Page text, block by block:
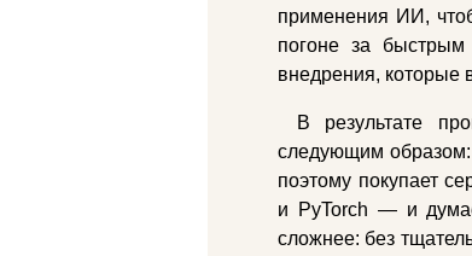
применения ИИ,
погоне за быстрым
внедрения, которые
В результате
следующим образом:
поэтому покупает
и PyTorch — и
сложнее: без